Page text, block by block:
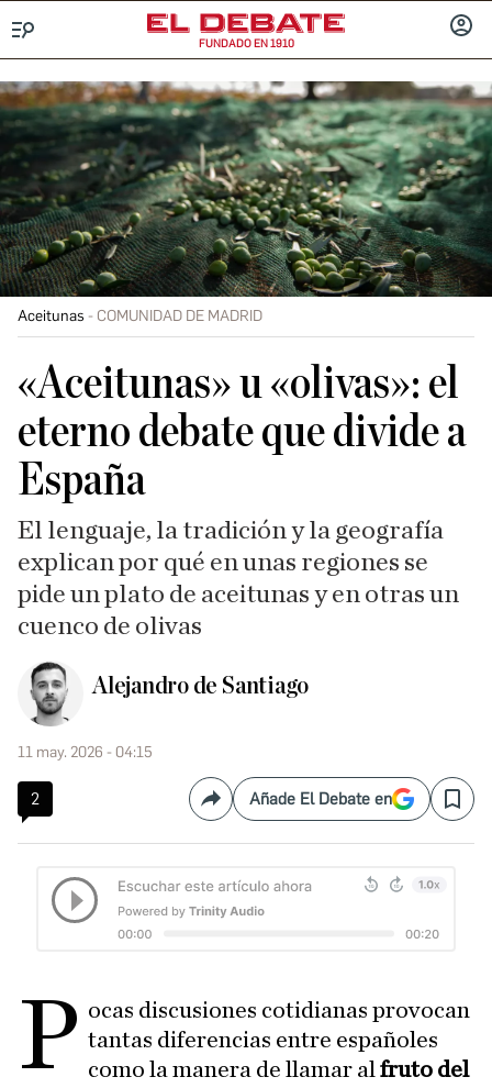
FUNDADO EN 1910
Aceitunas COMUNIDAD DE MADRID
«Aceitunas» u «olivas»: el
eterno debate que divide a
España
El lenguaje, la tradición y la geografía
explican por qué en unas regiones se
pide un plato de aceitunas y en otras un
cuenco de olivas
Alejandro de Santiago
11 may. 2026 - 04:15
2 CompartirAñade El Debate en Save
P ocas discusiones cotidianas provocan
tantas diferencias entre españoles
como la manera de llamar alfruto del